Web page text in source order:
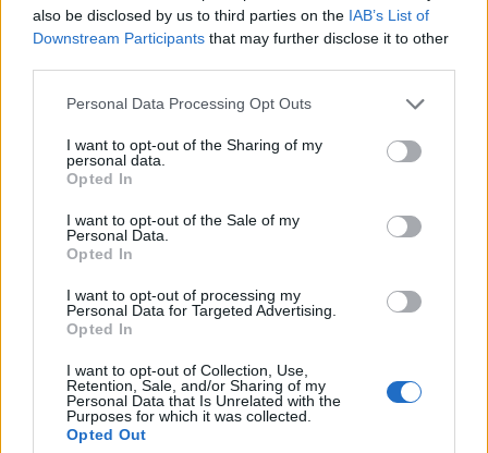
also be disclosed by us to third parties on the IAB’s List of
Downstream Participants that may further disclose it to other
Personal Data Processing Opt Outs
I want to opt-out of the Sharing of my
personal data.
Opted In
I want to opt-out of the Sale of my
Personal Data.
Opted In
I want to opt-out of processing my
Personal Data for Targeted Advertising.
Opted In
I want to opt-out of Collection, Use,
Retention, Sale, and/or Sharing of my
Personal Data that Is Unrelated with the
Purposes for which it was collected.
Opted Out